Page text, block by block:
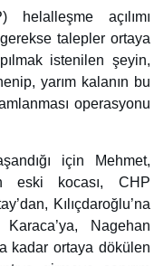
helalleşme açılımı
talepler ortaya
istenilen şeyin,
yarım kalanın bu
operasyonu
için Mehmet,
eski kocası, CHP
Kılıçdaroğlu’na
Nagehan
kadar ortaya dökülen